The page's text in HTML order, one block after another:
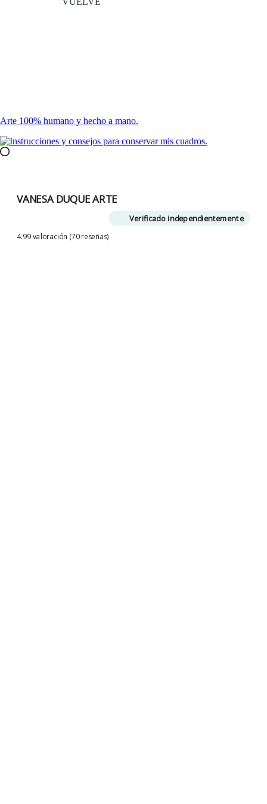
Arte 100% humano y hecho a mano.
VANESA DUQUE ARTE
Verificado independientemente
4.99 valoración (70 reseñas)